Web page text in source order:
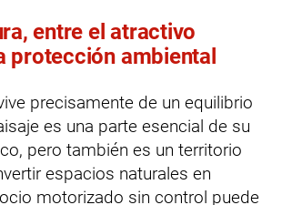
entre el atractivo
protección ambiental
precisamente de un equilibrio
es una parte esencial de su
pero también es un territorio
espacios naturales en
motorizado sin control puede